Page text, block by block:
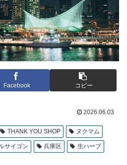
Facebook コピー
2026.06.03
THANK YOU SHOP ヌクマム
サイゴン 兵庫区 生ハーブ